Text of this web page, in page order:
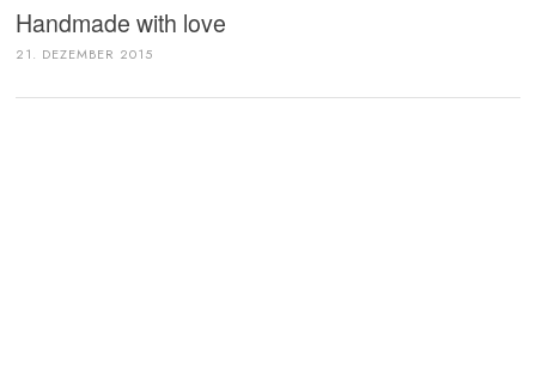
Handmade with love
21. DEZEMBER 2015